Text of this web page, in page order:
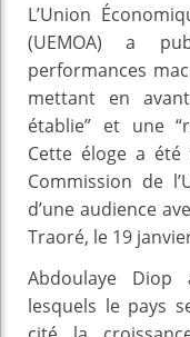
L’Union
(UEMOA) a
performances
mettant en
établie” et une
Cette éloge a
Commission de
d’une audience
Traoré, le 19
Abdoulaye
lesquels le pays